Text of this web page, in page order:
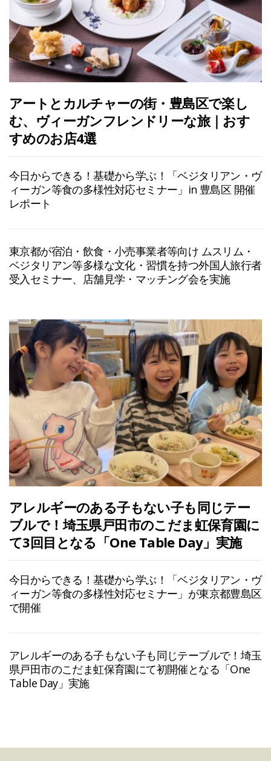
アートとカルチャーの街・豊島区で楽し
む、ヴィーガンフレンドリーな旅｜おす
すめのお店4選
今日からできる！基礎から学ぶ！「ベジタリアン・ヴ
ィーガン等食の多様性対応セミナー」in 豊島区 開催
レポート
東京都が宿泊・飲食・小売事業者等向け ムスリム・
ベジタリアン等多様な文化・習慣を持つ外国人旅行者
受入セミナー、店舗見学・マッチング会を実施
アレルギーのある子もない子も同じテー
ブルで！埼玉県戸田市のこだま虹保育園に
て3回目となる「One Table Day」実施
今日からできる！基礎から学ぶ！「ベジタリアン・ヴ
ィーガン等食の多様性対応セミナー」が東京都豊島区
で開催
アレルギーのある子もない子も同じテーブルで！埼玉
県戸田市のこだま虹保育園にて初開催となる「One
Table Day」実施